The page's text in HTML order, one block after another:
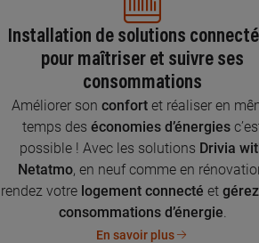
Installation de solutions
pour maîtriser et suivre ses
consommations
Améliorer son confort et réaliser en
temps des économies d’énergies
possible ! Avec les solutions Drivia
Netatmo, en neuf comme en
rendez votre logement connecté et
consommations d’énergie.
En savoir plus